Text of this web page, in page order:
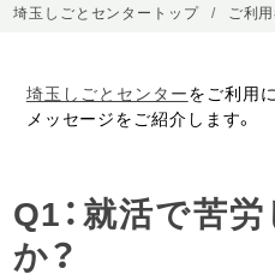
埼玉しごとセンタートップ ご利
埼玉しごとセンターをご利用
メッセージをご紹介します。
Q1：就活で苦
か？